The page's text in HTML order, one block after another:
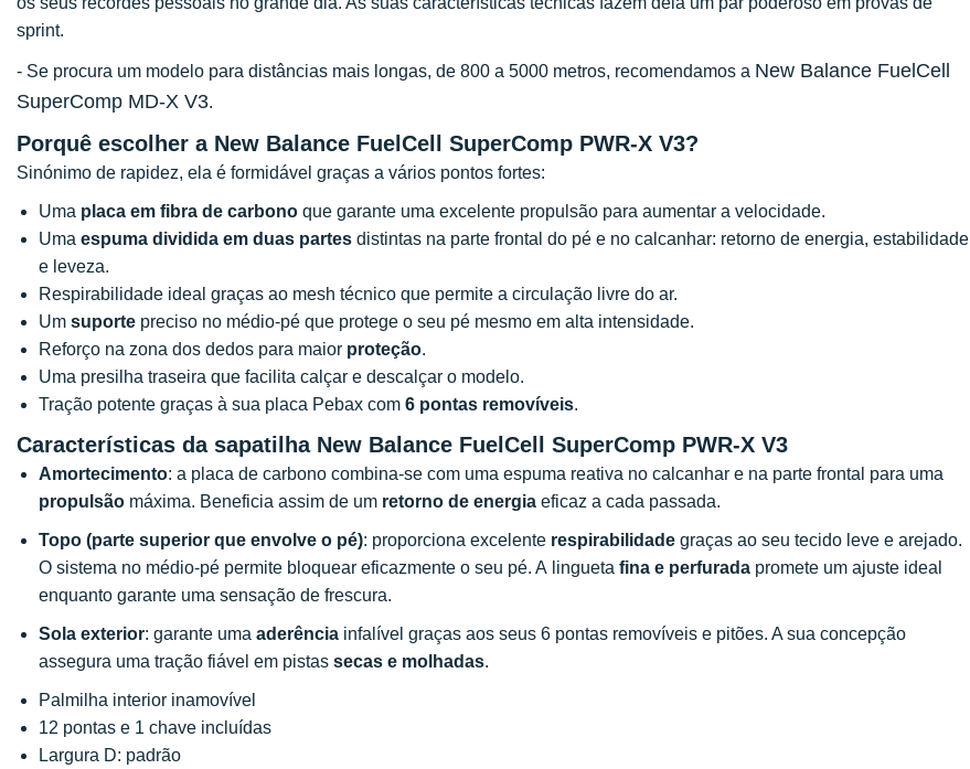
sprint.
- Se procura um modelo para distâncias mais longas, de 800 a 5000 metros, recomendamos a New Balance FuelCell
SuperComp MD-X V3.
Porquê escolher a New Balance FuelCell SuperComp PWR-X V3?
Sinónimo de rapidez, ela é formidável graças a vários pontos fortes:
Uma placa em fibra de carbono que garante uma excelente propulsão para aumentar a velocidade.
Uma espuma dividida em duas partes distintas na parte frontal do pé e no calcanhar: retorno de energia, estabilidade
e leveza.
Respirabilidade ideal graças ao mesh técnico que permite a circulação livre do ar.
Um suporte preciso no médio-pé que protege o seu pé mesmo em alta intensidade.
Reforço na zona dos dedos para maior proteção.
Uma presilha traseira que facilita calçar e descalçar o modelo.
Tração potente graças à sua placa Pebax com 6 pontas removíveis.
Características da sapatilha New Balance FuelCell SuperComp PWR-X V3
Amortecimento: a placa de carbono combina-se com uma espuma reativa no calcanhar e na parte frontal para uma
propulsão máxima. Beneficia assim de um retorno de energia eficaz a cada passada.
Topo (parte superior que envolve o pé): proporciona excelente respirabilidade graças ao seu tecido leve e arejado.
O sistema no médio-pé permite bloquear eficazmente o seu pé. A lingueta fina e perfurada promete um ajuste ideal
enquanto garante uma sensação de frescura.
Sola exterior: garante uma aderência infalível graças aos seus 6 pontas removíveis e pitões. A sua concepção
assegura uma tração fiável em pistas secas e molhadas.
Palmilha interior inamovível
12 pontas e 1 chave incluídas
Largura D: padrão